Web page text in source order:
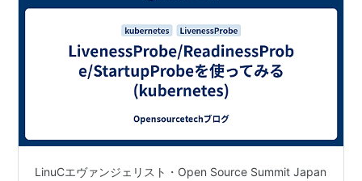
LinuCエヴァンジェリスト・Open Source Summit Japan